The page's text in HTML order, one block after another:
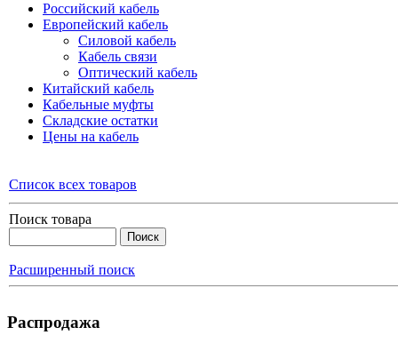
Российский кабель
Европейский кабель
Силовой кабель
Кабель связи
Оптический кабель
Китайский кабель
Кабельные муфты
Складские остатки
Цены на кабель
Список всех товаров
Поиск товара
Расширенный поиск
Распродажа